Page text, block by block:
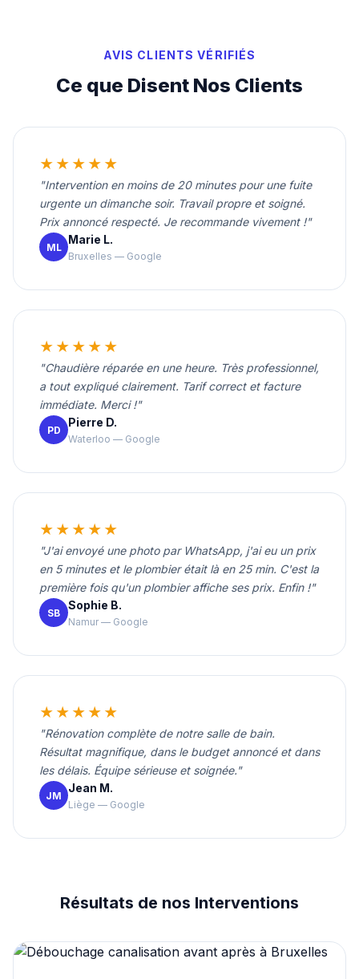
AVIS CLIENTS VÉRIFIÉS
Ce que Disent Nos Clients
★★★★★
"Intervention en moins de 20 minutes pour une fuite
urgente un dimanche soir. Travail propre et soigné.
Prix annoncé respecté. Je recommande vivement !"
ML
Marie L.
Bruxelles — Google
★★★★★
"Chaudière réparée en une heure. Très professionnel,
a tout expliqué clairement. Tarif correct et facture
immédiate. Merci !"
PD
Pierre D.
Waterloo — Google
★★★★★
"J'ai envoyé une photo par WhatsApp, j'ai eu un prix
en 5 minutes et le plombier était là en 25 min. C'est la
première fois qu'un plombier affiche ses prix. Enfin !"
SB
Sophie B.
Namur — Google
★★★★★
"Rénovation complète de notre salle de bain.
Résultat magnifique, dans le budget annoncé et dans
les délais. Équipe sérieuse et soignée."
JM
Jean M.
Liège — Google
Résultats de nos Interventions